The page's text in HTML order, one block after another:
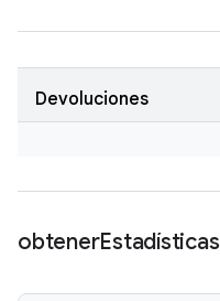
Devoluciones
obtenerEstadísticas